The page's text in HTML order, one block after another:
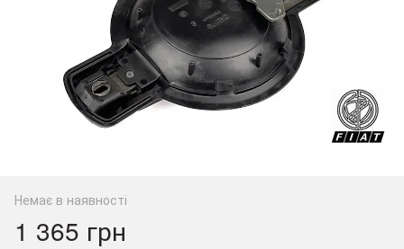
Немає в наявності
1 365 грн